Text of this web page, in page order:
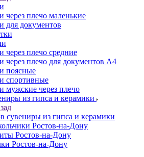
через плечо маленькие
для документов
через плечо средние
через плечо для документов А4
поясные
спортивные
мужские через плечо
из гипса и керамики
сувениры из гипса и керамики
Ростов-на-Дону
Ростов-на-Дону
Ростов-на-Дону